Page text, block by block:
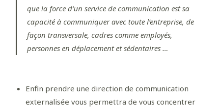
que la force d’un service de communication est sa
capacité à communiquer avec toute l’entreprise, de
façon transversale, cadres comme employés,
personnes en déplacement et sédentaires …
Enfin prendre une direction de communication
externalisée vous permettra de vous concentrer